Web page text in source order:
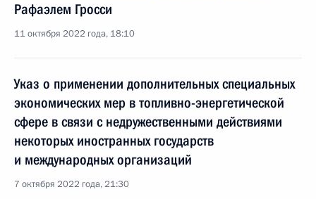
Рафаэлем Гросси
11 октября 2022 года, 18:10
Указ о применении дополнительных специальных
экономических мер в топливно-энергетической
сфере в связи с недружественными действиями
некоторых иностранных государств
и международных организаций
7 октября 2022 года, 21:30